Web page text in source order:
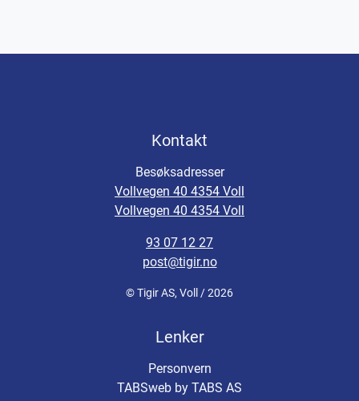
Kontakt
Besøksadresser
Vollvegen 40 4354 Voll
Vollvegen 40 4354 Voll
93 07 12 27
post@tigir.no
© Tigir AS, Voll / 2026
Lenker
Personvern
TABSweb by TABS AS